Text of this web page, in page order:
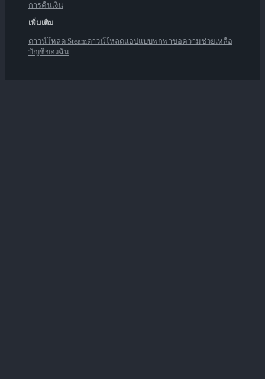
การคืนเงิน
เพิ่มเติม
ดาวน์โหลด Steamดาวน์โหลดแอปแบบพกพาขอความช่วยเหลือ
บัญชีของฉัน